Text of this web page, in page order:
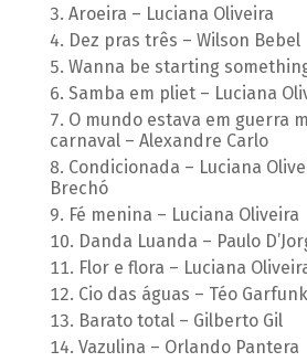
Aroeira – Luciana Oliveira
Dez pras três – Wilson Bebel
Wanna be starting
Samba em pliet – Luciana
O mundo estava em guerra
carnaval – Alexandre Carlo
Condicionada – Luciana
Brechó
Fé menina – Luciana Oliveira
Danda Luanda – Paulo
Flor e flora – Luciana
Cio das águas – Téo
Barato total – Gilberto Gil
Vazulina – Orlando Pantera